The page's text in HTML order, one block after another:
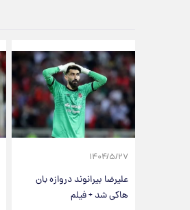
۱۴۰۴/۵/۲۷
علیرضا بیرانوند دروازه بان
هاکی شد + فیلم